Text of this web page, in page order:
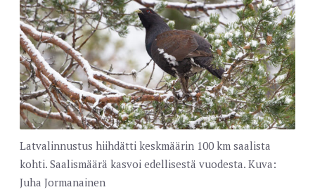
Latvalinnustus hiihdätti keskmäärin 100 km saalista
kohti. Saalismäärä kasvoi edellisestä vuodesta. Kuva:
Juha Jormanainen